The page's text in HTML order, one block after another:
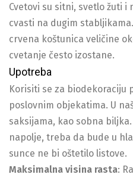
Cvetovi su sitni, svetlo žuti i
cvasti na dugim
crvena koštunica veličine
cvetanje često izostane.
Upotreba
Korisiti se za biodekoraciju
poslovnim objekatima. U
saksijama, kao sobna
napolje, treba da bude u
sunce ne bi oštetilo listove.
Maksimalna visina rasta: